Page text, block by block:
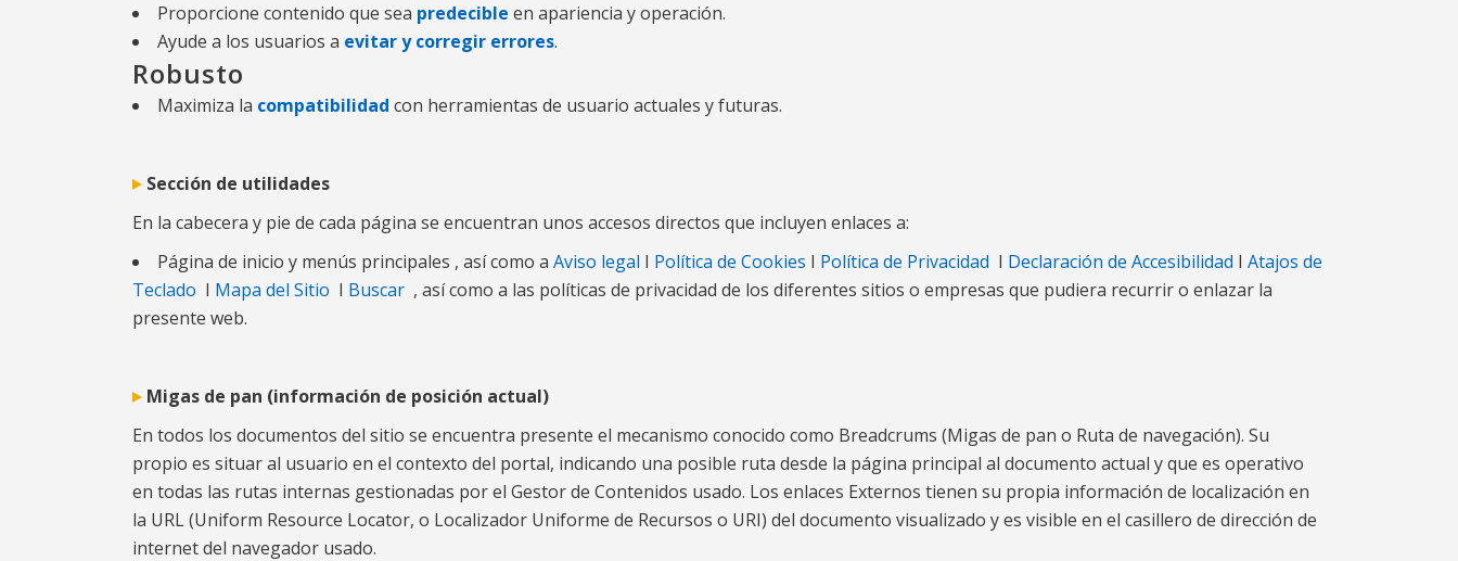
Proporcione contenido que sea predecible en apariencia y operación.
Ayude a los usuarios a evitar y corregir errores.
Robusto
Maximiza la compatibilidad con herramientas de usuario actuales y futuras.
Sección de utilidades
En la cabecera y pie de cada página se encuentran unos accesos directos que incluyen enlaces a:
Página de inicio y menús principales , así como a Aviso legal I Política de Cookies I Política de Privacidad I Declaración de Accesibilidad I Atajos de
Teclado I Mapa del Sitio I Buscar , así como a las políticas de privacidad de los diferentes sitios o empresas que pudiera recurrir o enlazar la
presente web.
Migas de pan (información de posición actual)
En todos los documentos del sitio se encuentra presente el mecanismo conocido como Breadcrums (Migas de pan o Ruta de navegación). Su
propio es situar al usuario en el contexto del portal, indicando una posible ruta desde la página principal al documento actual y que es operativo
en todas las rutas internas gestionadas por el Gestor de Contenidos usado. Los enlaces Externos tienen su propia información de localización en
la URL (Uniform Resource Locator, o Localizador Uniforme de Recursos o URI) del documento visualizado y es visible en el casillero de dirección de
internet del navegador usado.